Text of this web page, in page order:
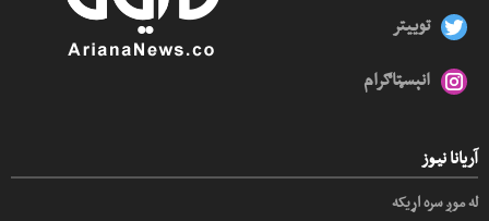
توییتر
انېسټاګرام
آریانا نیوز
له موږ سره اړیکه